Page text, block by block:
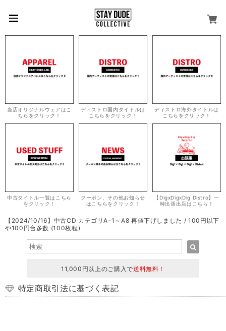
当店オリジナルウェアはこ
ちらをクリック！
ディストロ国内タイトルは
こちらをクリック！
ディストロ海外タイトルは
こちらをクリック！
中古タイトル一覧はこちら
をクリック！
クーポン、その他お知らせ
はこちらをクリック！
【DigxDigxDig Distro】一
時出張出店はこちら！
【2024/10/16】中古CD カテゴリA-1～A8 再値下げしました / 100円以下
や100円台多数 (100枚程)
11,000円以上のご購入で送料無料！
特定商取引法に基づく表記